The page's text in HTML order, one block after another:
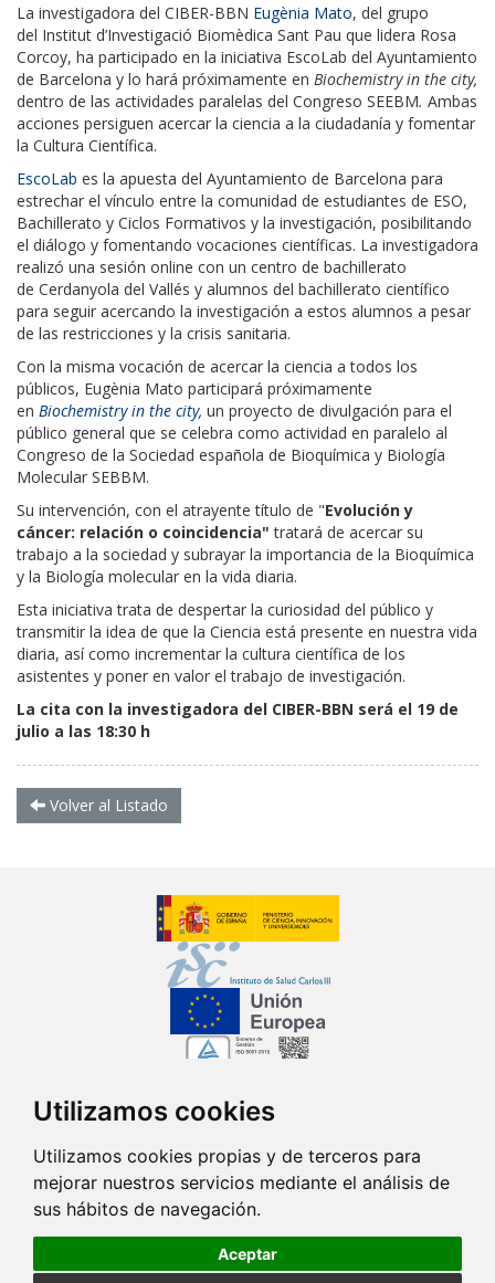
Utilizamos cookies
Utilizamos cookies propias y de terceros para
mejorar nuestros servicios mediante el análisis de
sus hábitos de navegación.
Aceptar
La investigadora del CIBER-BBN Eugènia Mato, del grupo
del Institut d’Investigació Biomèdica Sant Pau que lidera Rosa
Corcoy, ha participado en la iniciativa EscoLab del Ayuntamiento
de Barcelona y lo hará próximamente en Biochemistry in the city,
dentro de las actividades paralelas del Congreso SEEBM. Ambas
acciones persiguen acercar la ciencia a la ciudadanía y fomentar
la Cultura Científica.
EscoLab es la apuesta del Ayuntamiento de Barcelona para
estrechar el vínculo entre la comunidad de estudiantes de ESO,
Bachillerato y Ciclos Formativos y la investigación, posibilitando
el diálogo y fomentando vocaciones científicas. La investigadora
realizó una sesión online con un centro de bachillerato
de Cerdanyola del Vallés y alumnos del bachillerato científico
para seguir acercando la investigación a estos alumnos a pesar
de las restricciones y la crisis sanitaria.
Con la misma vocación de acercar la ciencia a todos los
públicos, Eugènia Mato participará próximamente
en Biochemistry in the city, un proyecto de divulgación para el
público general que se celebra como actividad en paralelo al
Congreso de la Sociedad española de Bioquímica y Biología
Molecular SEBBM.
Su intervención, con el atrayente título de "Evolución y
cáncer: relación o coincidencia" tratará de acercar su
trabajo a la sociedad y subrayar la importancia de la Bioquímica
y la Biología molecular en la vida diaria.
Esta iniciativa trata de despertar la curiosidad del público y
transmitir la idea de que la Ciencia está presente en nuestra vida
diaria, así como incrementar la cultura científica de los
asistentes y poner en valor el trabajo de investigación.
La cita con la investigadora del CIBER-BBN será el 19 de
julio a las 18:30 h
Volver al Listado
Síguenos en...
Contacto
Av. Monforte de Lemos, 3-5. Pabellón 11. Planta 0 28029 Madrid
info@ciberisciii.es